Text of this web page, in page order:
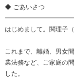
◆ ごあいさつ
はじめまして。関理子
これまで、離婚、男女
業法務など、ご家庭の
した。